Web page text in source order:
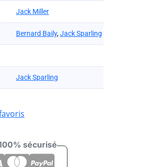
Jack Miller
Bernard Baily,Jack Sparling
Jack Sparling
sécurisé